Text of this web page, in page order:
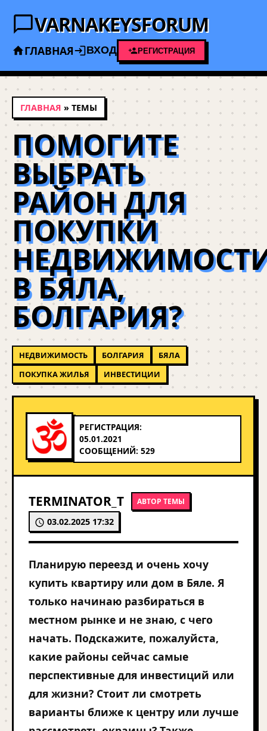
VARNAKEYSFORUM
ГЛАВНАЯ ВХОД РЕГИСТРАЦИЯ
ГЛАВНАЯ » ТЕМЫ
ПОМОГИТЕ
ВЫБРАТЬ
РАЙОН ДЛЯ
ПОКУПКИ
В БЯЛА,
БОЛГАРИЯ?
НЕДВИЖИМОСТЬ БОЛГАРИЯ
БЯЛА
ПОКУПКА ЖИЛЬЯ
ИНВЕСТИЦИИ
РЕГИСТРАЦИЯ:
05.01.2021
СООБЩЕНИЙ: 529
TERMINATOR_T АВТОР ТЕМЫ
03.02.2025 17:32
Планирую переезд и очень хочу
купить квартиру или дом в Бяле. Я
только начинаю разбираться в
местном рынке и не знаю, с чего
начать. Подскажите, пожалуйста,
какие районы сейчас самые
перспективные для инвестиций или
для жизни? Стоит ли смотреть
варианты ближе к центру или лучше